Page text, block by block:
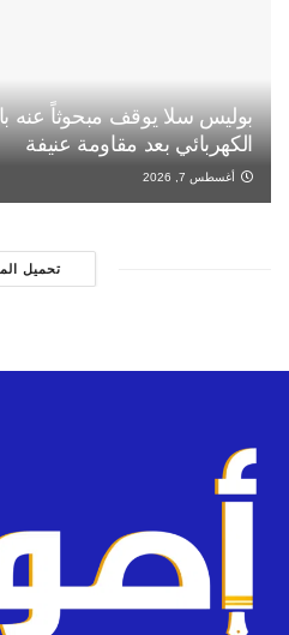
بوليس سلا يوقف مبحوثاً عنه
الكهربائي بعد مقاومة عنيفة
أغسطس 7, 2026
تحميل